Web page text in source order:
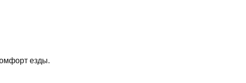
езды.